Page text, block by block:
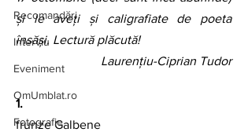
Recomandări
Interviu
Eveniment
OmUmblat.ro
Fotografie
și le aveți și caligrafiate de poeta
însăși. Lectură plăcută!
Laurențiu-Ciprian Tudor
1.
frunze Galbene